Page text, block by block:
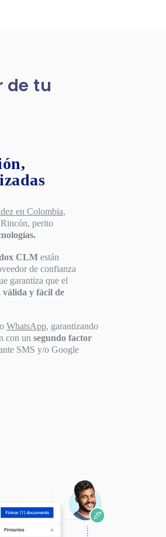
de tu
en Colombia,
perito
CLMestán
de confianza
garantiza que el
y fácil de
WhatsApp, garantizando
con un segundo factor
SMS y/o Google